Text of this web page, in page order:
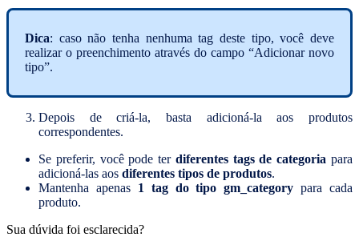
Dica: caso não tenha nenhuma tag deste tipo, você deve
realizar o preenchimento através do campo “Adicionar novo
tipo”.
Depois de criá-la, basta adicioná-la aos produtos
correspondentes.
Se preferir, você pode ter diferentes tags de categoria para
adicioná-las aos diferentes tipos de produtos.
Mantenha apenas 1 tag do tipo gm_category para cada
produto.
Sua dúvida foi esclarecida?